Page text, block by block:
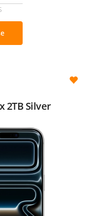
2TB Silver